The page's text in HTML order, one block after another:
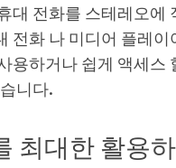
대 전화를 스테레오
전화 나 미디어 플레
용하거나 쉽게 액세
니다.
최대한 활용